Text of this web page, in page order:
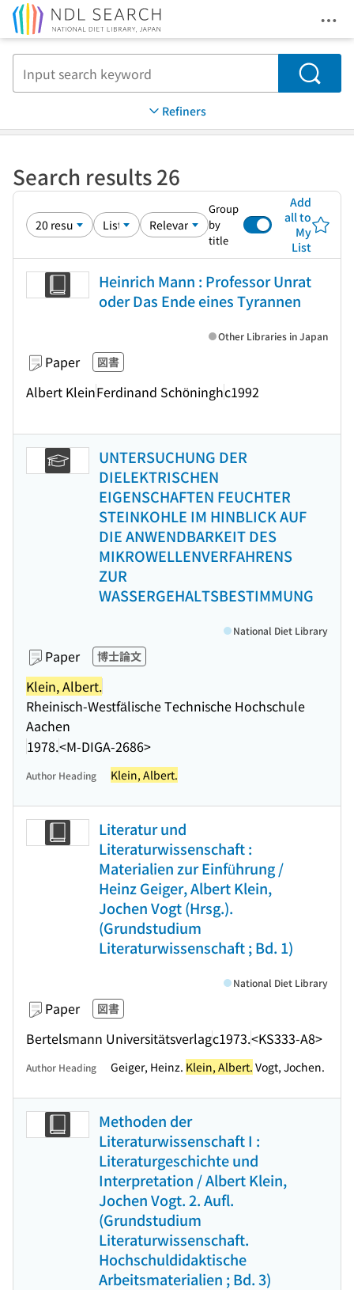
Search
Refiners
Search results 26
Group
by
title
Add
all to
My
List
Heinrich Mann : Professor Unrat
oder Das Ende eines Tyrannen
Paper 図書
Albert KleinFerdinand Schöninghc1992
Other Libraries in Japan
UNTERSUCHUNG DER
DIELEKTRISCHEN
EIGENSCHAFTEN FEUCHTER
STEINKOHLE IM HINBLICK AUF
DIE ANWENDBARKEIT DES
MIKROWELLENVERFAHRENS
ZUR
WASSERGEHALTSBESTIMMUNG
Paper 博士論文
Klein, Albert.
Rheinisch-Westfälische Technische Hochschule
Aachen
1978.<M-DIGA-2686>
National Diet Library
Author Heading Klein, Albert.
Literatur und
Literaturwissenschaft :
Materialien zur Einführung /
Heinz Geiger, Albert Klein,
Jochen Vogt (Hrsg.).
(Grundstudium
Literaturwissenschaft ; Bd. 1)
Paper 図書
Bertelsmann Universitätsverlagc1973.<KS333-A8>
National Diet Library
Author Heading Geiger, Heinz. Klein, Albert. Vogt, Jochen.
Methoden der
Literaturwissenschaft I :
Literaturgeschichte und
Interpretation / Albert Klein,
Jochen Vogt. 2. Aufl.
(Grundstudium
Literaturwissenschaft.
Hochschuldidaktische
Arbeitsmaterialien ; Bd. 3)